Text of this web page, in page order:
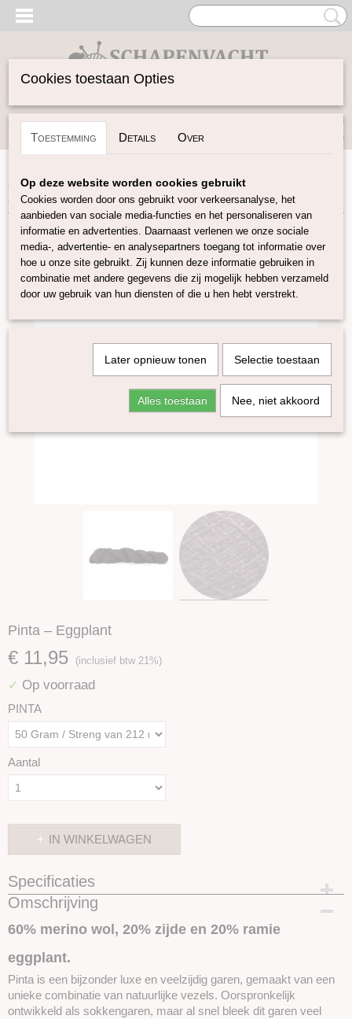
Inloggen Registreren
(0)
Home>Garen>Merken>Pascuali>Pinta
Eggplant
Pinta – Eggplant
€ 11,95 (inclusief btw 21%)
✓ Op voorraad
PINTA
Aantal
IN WINKELWAGEN
Specificaties
Productcode
Omschrijving
60% merino wol, 20% zijde en 20% ramie
eggplant.
Pinta is een bijzonder luxe en veelzijdig garen, gemaakt van een
unieke combinatie van natuurlijke vezels. Oorspronkelijk
ontwikkeld als sokkengaren, maar al snel bleek dit garen veel
Cookies toestaan Opties
Toestemming Details Over
Op deze website worden cookies gebruikt
Cookies worden door ons gebruikt voor verkeersanalyse, het
aanbieden van sociale media-functies en het personaliseren van
informatie en advertenties. Daarnaast verlenen we onze sociale
media-, advertentie- en analysepartners toegang tot informatie over
hoe u onze site gebruikt. Zij kunnen deze informatie gebruiken in
combinatie met andere gegevens die zij mogelijk hebben verzameld
door uw gebruik van hun diensten of die u hen hebt verstrekt.
Later opnieuw tonen Selectie toestaan
Alles toestaan Nee, niet akkoord